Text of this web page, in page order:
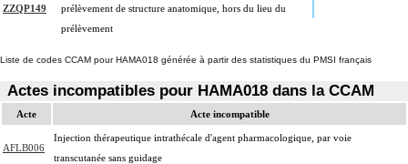
ZZQP149
prélèvement de structure anatomique, hors du lieu du
prélèvement
Liste de codes CCAM pour HAMA018 générée à partir des statistiques du PMSI français
Actes incompatibles pour HAMA018 dans la CCAM
Acte Acte incompatible
AFLB006
Injection thérapeutique intrathécale d'agent pharmacologique, par voie
transcutanée sans guidage